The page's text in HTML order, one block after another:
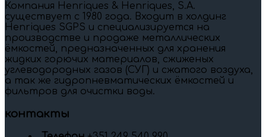
Компания Henriques & Henriques, S.A.
существует c 1980 года. Входит в холдинг
Henriques SGPS и специализируется на
производстве и продаже металлических
ёмкостей, предназначенных для хранения
жидких горючих материалов, сжиженых
углеводородных газов (СУГ) и сжатого воздуха,
а так же гидропневматических ёмкостей и
фильтров для очистки воды.
контакты